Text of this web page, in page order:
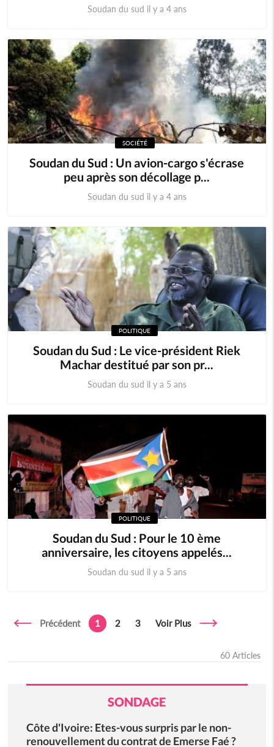
Soudan du sud il y a 4 ans
SOCIÉTÉ
Soudan du Sud : Un avion-cargo s'écrase
peu après son décollage p...
Soudan du sud il y a 4 ans
POLITIQUE
Soudan du Sud : Le vice-président Riek
Machar destitué par son pr...
Soudan du sud il y a 5 ans
POLITIQUE
Soudan du Sud : Pour le 10 ème
anniversaire, les citoyens appelés...
Soudan du sud il y a 5 ans
Précédent 1 2 3 Voir Plus
60 Articles
SONDAGE
Côte d'Ivoire: Etes-vous surpris par le non-
renouvellement du contrat de Emerse Faé ?